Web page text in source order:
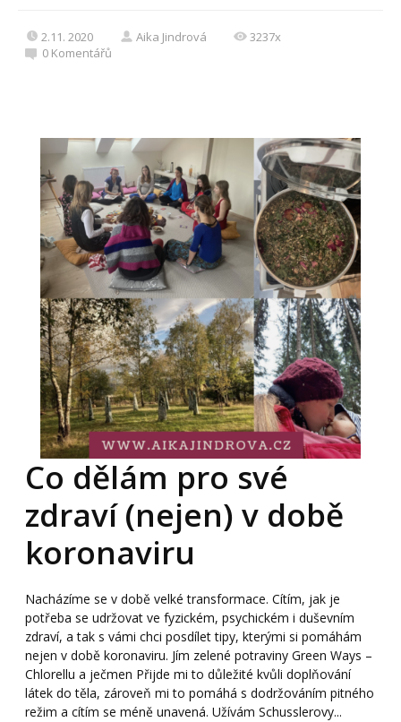
2.11. 2020 Aika Jindrová
3237x
0 Komentářů
Co dělám pro své
zdraví (nejen) v době
koronaviru
Nacházíme se v době velké transformace. Cítím, jak je
potřeba se udržovat ve fyzickém, psychickém i duševním
zdraví, a tak s vámi chci posdílet tipy, kterými si pomáhám
nejen v době koronaviru. Jím zelené potraviny Green Ways –
Chlorellu a ječmen Přijde mi to důležité kvůli doplňování
látek do těla, zároveň mi to pomáhá s dodržováním pitného
režim a cítím se méně unavená. Užívám Schusslerovy...